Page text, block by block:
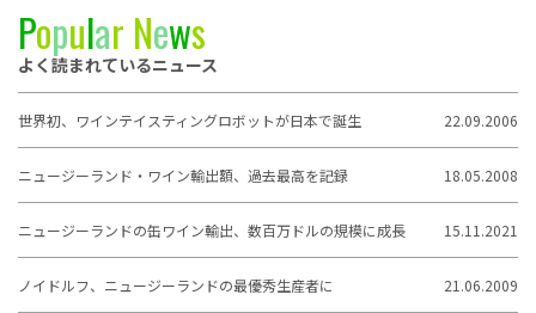
Popular News
よく読まれているニュース
世界初、ワインテイスティングロボットが日本で誕生 22.09.2006
ニュージーランド・ワイン輸出額、過去最高を記録 18.05.2008
ニュージーランドの缶ワイン輸出、数百万ドルの規模に成長 15.11.2021
ノイドルフ、ニュージーランドの最優秀生産者に 21.06.2009